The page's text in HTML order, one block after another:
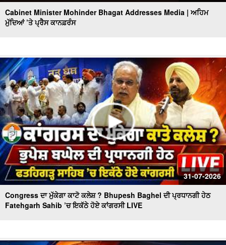
Cabinet Minister Mohinder Bhagat Addresses Media | ਅਹਿਮ
ਮੁੱਦਿਆਂ ’ਤੇ ਪ੍ਰੈਸ ਕਾਨਫ਼ਰੰਸ
31-07-2026
Congress ਦਾ ਮੁੱਕੇਗਾ ਕਾਟੋ ਕਲੇਸ਼ ? Bhupesh Baghel ਦੀ ਪ੍ਰਧਾਨਗੀ ਹੇਠ
Fatehgarh Sahib ’ਚ ਇਕੱਠੇ ਹੋਏ ਕਾਂਗਰਸੀ LIVE